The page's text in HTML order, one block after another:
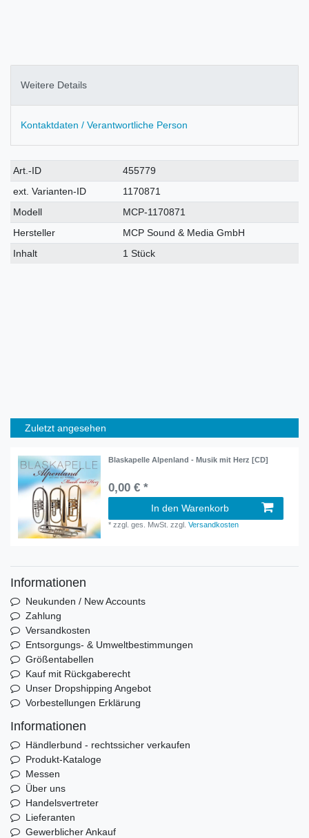
Weitere Details
Kontaktdaten / Verantwortliche Person
Technisches
Merkmal
Wert
Art.-ID
455779
ext. Varianten-ID
1170871
Modell
MCP-1170871
Hersteller
MCP Sound & Media GmbH
Inhalt
1 Stück
Zuletzt angesehen
Blaskapelle Alpenland - Musik mit Herz [CD]
0,00 € *
In den Warenkorb
*zzgl. ges. MwSt. zzgl.Versandkosten
Informationen
Neukunden / New Accounts
Zahlung
Versandkosten
Entsorgungs- & Umweltbestimmungen
Größentabellen
Kauf mit Rückgaberecht
Unser Dropshipping Angebot
Vorbestellungen Erklärung
Informationen
Händlerbund - rechtssicher verkaufen
Produkt-Kataloge
Messen
Über uns
Handelsvertreter
Lieferanten
Gewerblicher Ankauf